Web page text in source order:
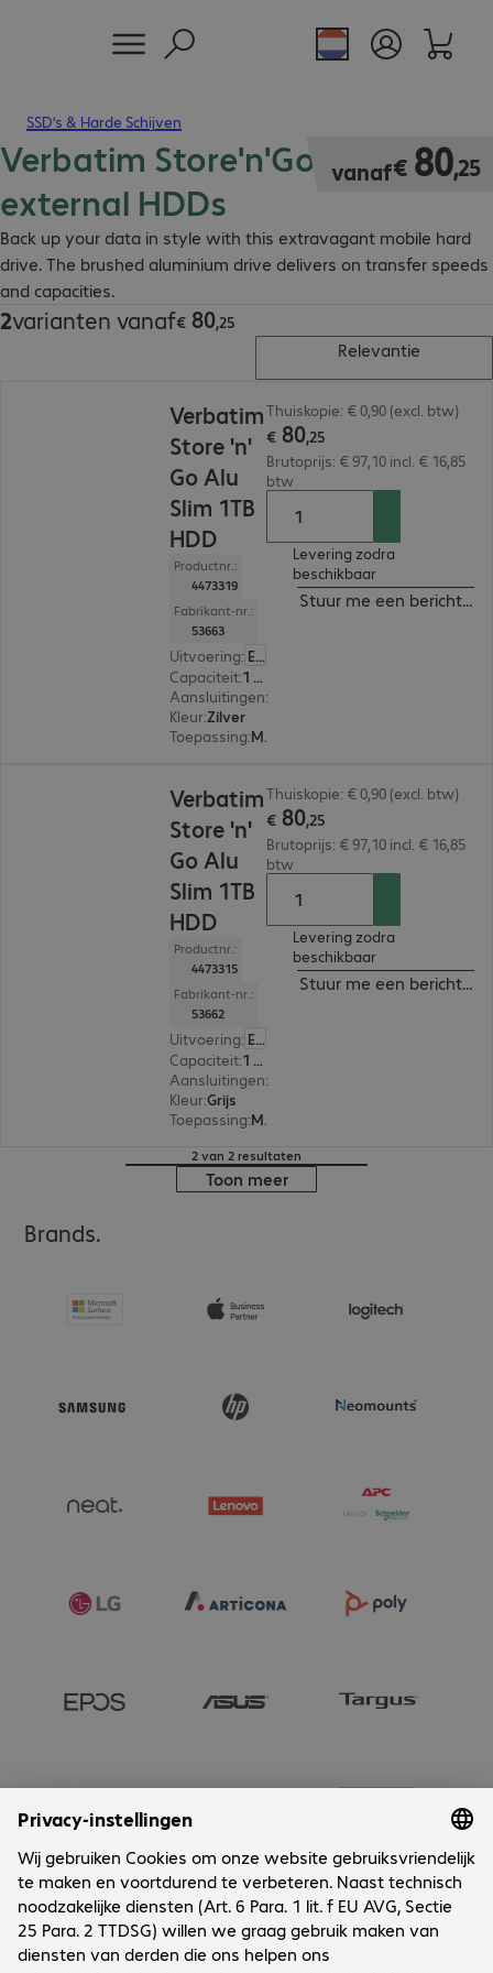
SSD’s & Harde Schijven
Verbatim Store'n'Go Alu Slim
external HDDs
Back up your data in style with this extravagant mobile hard
drive. The brushed aluminium drive delivers on transfer speeds
and capacities.
vanaf€ 80,25
€ 80,25
2varianten vanaf€ 80,25
€ 80,25
Relevantie
Verbatim
Store 'n'
Go Alu
Slim 1TB
HDD
Productnr.:
4473319
Fabrikant-nr.:
53663
Uitvoering: Europa
Capaciteit:
1 TB
Aansluitingen:
Kleur:Zilver
Toepassing: Mobiel
Thuiskopie: € 0,90 (excl. btw)
€ 80,25
Brutoprijs: € 97,10 incl. € 16,85
btw
Levering zodra
beschikbaar
Stuur me een bericht
Verbatim
Store 'n'
Go Alu
Slim 1TB
HDD
Productnr.:
4473315
Fabrikant-nr.:
53662
Uitvoering: Europa
Capaciteit:
1 TB
Aansluitingen:
Kleur:Grijs
Toepassing: Mobiel
Thuiskopie: € 0,90 (excl. btw)
€ 80,25
Brutoprijs: € 97,10 incl. € 16,85
btw
Levering zodra
beschikbaar
Stuur me een bericht
2 van 2 resultaten
Toon meer
Brands.
Onderneming